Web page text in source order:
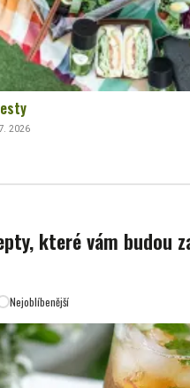
2026
které vám budou
Nejoblíbenější